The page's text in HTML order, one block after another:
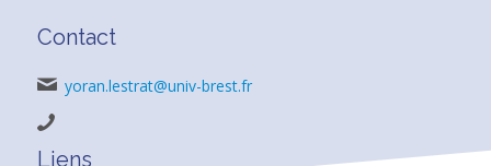
Contact
yoran.lestrat@univ-brest.fr
Liens